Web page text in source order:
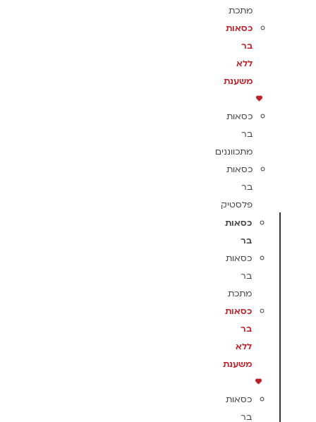
מתכת
כסאות
בר
ללא
משענת
כסאות
בר
מתכווננים
כסאות
בר
פלסטיק
כסאות
בר
כסאות
בר
מתכת
כסאות
בר
ללא
משענת
כסאות
בר